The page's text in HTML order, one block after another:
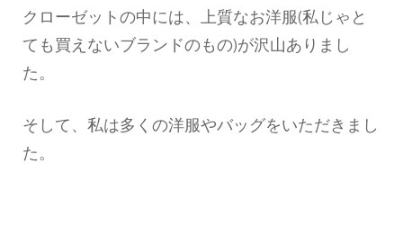
クローゼットの中には、上質なお洋服(私じゃと
ても買えないブランドのもの)が沢山ありまし
た。
そして、私は多くの洋服やバッグをいただきまし
た。